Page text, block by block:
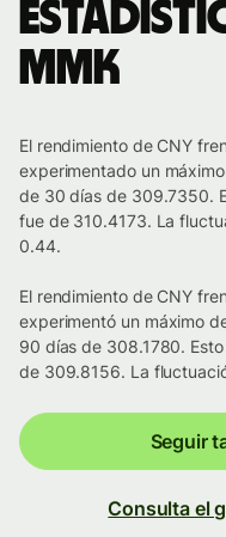
MMK
El rendimiento de CNY
experimentado un
de 30 días de 309.7350.
fue de 310.4173. La
0.44.
El rendimiento de CNY
experimentó un máximo
90 días de 308.1780.
de 309.8156. La
Seguir
Consulta el